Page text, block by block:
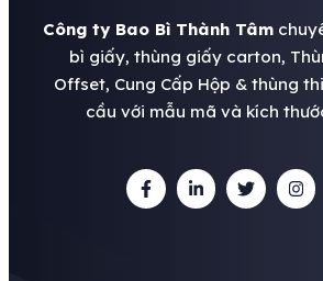
Công ty Bao Bì Thành Tâm
bì giấy, thùng giấy carton,
Offset, Cung Cấp Hộp & thùng
cầu với mẫu mã và kích